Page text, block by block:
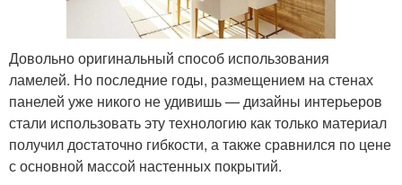
Довольно оригинальный способ использования
ламелей. Но последние годы, размещением на стенах
панелей уже никого не удивишь — дизайны интерьеров
стали использовать эту технологию как только материал
получил достаточно гибкости, а также сравнился по цене
с основной массой настенных покрытий.